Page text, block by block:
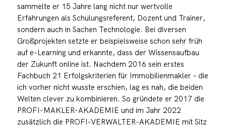
sammelte er 15 Jahre lang nicht nur wertvolle
Erfahrungen als Schulungsreferent, Dozent und Trainer,
sondern auch in Sachen Technologie. Bei diversen
Großprojekten setzte er beispielsweise schon sehr früh
auf e-Learning und erkannte, dass der Wissensaufbau
der Zukunft online ist. Nachdem 2016 sein erstes
Fachbuch 21 Erfolgskriterien für Immobilienmakler – die
ich vorher nicht wusste erschien, lag es nah, die beiden
Welten clever zu kombinieren. So gründete er 2017 die
PROFI-MAKLER-AKADEMIE und im Jahr 2022
zusätzlich die PROFI-VERWALTER-AKADEMIE mit Sitz